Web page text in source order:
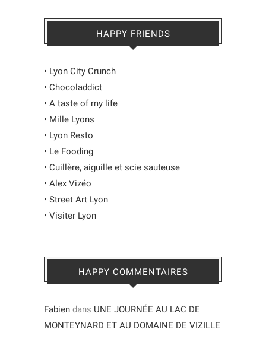
HAPPY FRIENDS
• Lyon City Crunch
• Chocoladdict
• A taste of my life
• Mille Lyons
• Lyon Resto
• Le Fooding
• Cuillère, aiguille et scie sauteuse
• Alex Vizéo
• Street Art Lyon
• Visiter Lyon
HAPPY COMMENTAIRES
Fabien dans UNE JOURNÉE AU LAC DE
MONTEYNARD ET AU DOMAINE DE VIZILLE